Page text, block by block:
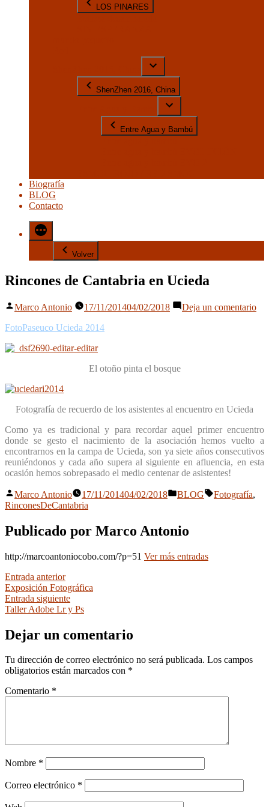
LOS PINARES
ShenZhen 2016, China
Entre Agua y Bambú
Biografía
BLOG
Contacto
Volver
Rincones de Cantabria en Ucieda
Publicado
Marco Antonio 17/11/201404/02/2018 Deja un comentarioen
FotoPaseuco Ucieda 2014
El otoño pinta el bosque
Fotografía de recuerdo de los asistentes al encuentro en Ucieda
Como ya es tradicional y para recordar aquel primer encuentro
donde se gesto el nacimiento de la asociación hemos vuelto a
encontrarnos en la campa de Ucieda, son ya siete años consecutivos
reuniéndonos y cada año supera al siguiente en afluencia, en esta
ocasión hemos sobrepasado el medio centenar de asistentes!
Publicado
por
Marco Antonio 17/11/201404/02/2018
Publicado
BLOG Etiquetas:
Fotografía,
RinconesDeCantabria
Publicado por Marco Antonio
http://marcoantoniocobo.com/?p=51 Ver más entradas
Navegación
de
entradas
Entrada anteriorEntrada
anterior:
Exposición Fotográfica
Entrada siguienteEntrada
siguiente:
Taller Adobe Lr y Ps
Dejar un comentario
Tu dirección de correo electrónico no será publicada. Los campos
obligatorios están marcados con *
Comentario *
Nombre *
Correo electrónico *